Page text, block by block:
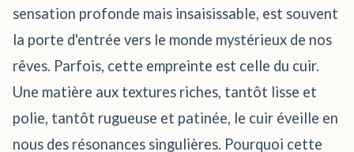
sensation profonde mais insaisissable, est souvent
la porte d'entrée vers le monde mystérieux de nos
rêves. Parfois, cette empreinte est celle du cuir.
Une matière aux textures riches, tantôt lisse et
polie, tantôt rugueuse et patinée, le cuir éveille en
nous des résonances singulières. Pourquoi cette